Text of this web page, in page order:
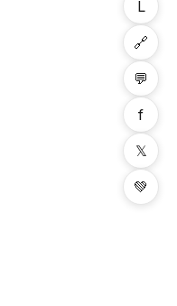
L
🔗
💬
f
𝕏
💚